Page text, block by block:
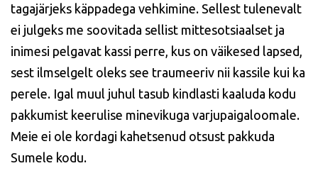
tagajärjeks käppadega vehkimine. Sellest tulenevalt
ei julgeks me soovitada sellist mittesotsiaalset ja
inimesi pelgavat kassi perre, kus on väikesed lapsed,
sest ilmselgelt oleks see traumeeriv nii kassile kui ka
perele. Igal muul juhul tasub kindlasti kaaluda kodu
pakkumist keerulise minevikuga varjupaigaloomale.
Meie ei ole kordagi kahetsenud otsust pakkuda
Sumele kodu.